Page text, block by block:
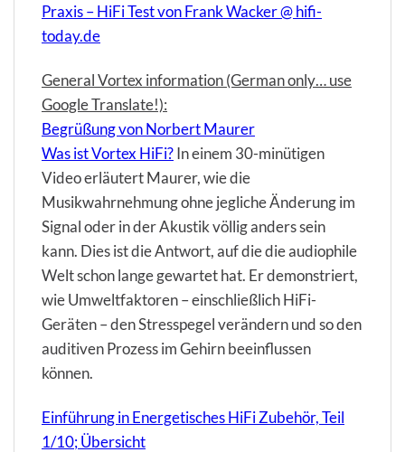
Praxis – HiFi Test von Frank Wacker @ hifi-
today.de
General Vortex information (German only… use
Google Translate!):
Begrüßung von Norbert Maurer
Was ist Vortex HiFi?In einem 30-minütigen
Video erläutert Maurer, wie die
Musikwahrnehmung ohne jegliche Änderung im
Signal oder in der Akustik völlig anders sein
kann. Dies ist die Antwort, auf die die audiophile
Welt schon lange gewartet hat. Er demonstriert,
wie Umweltfaktoren – einschließlich HiFi-
Geräten – den Stresspegel verändern und so den
auditiven Prozess im Gehirn beeinflussen
können.
Einführung in Energetisches HiFi Zubehör, Teil
1/10; Übersicht